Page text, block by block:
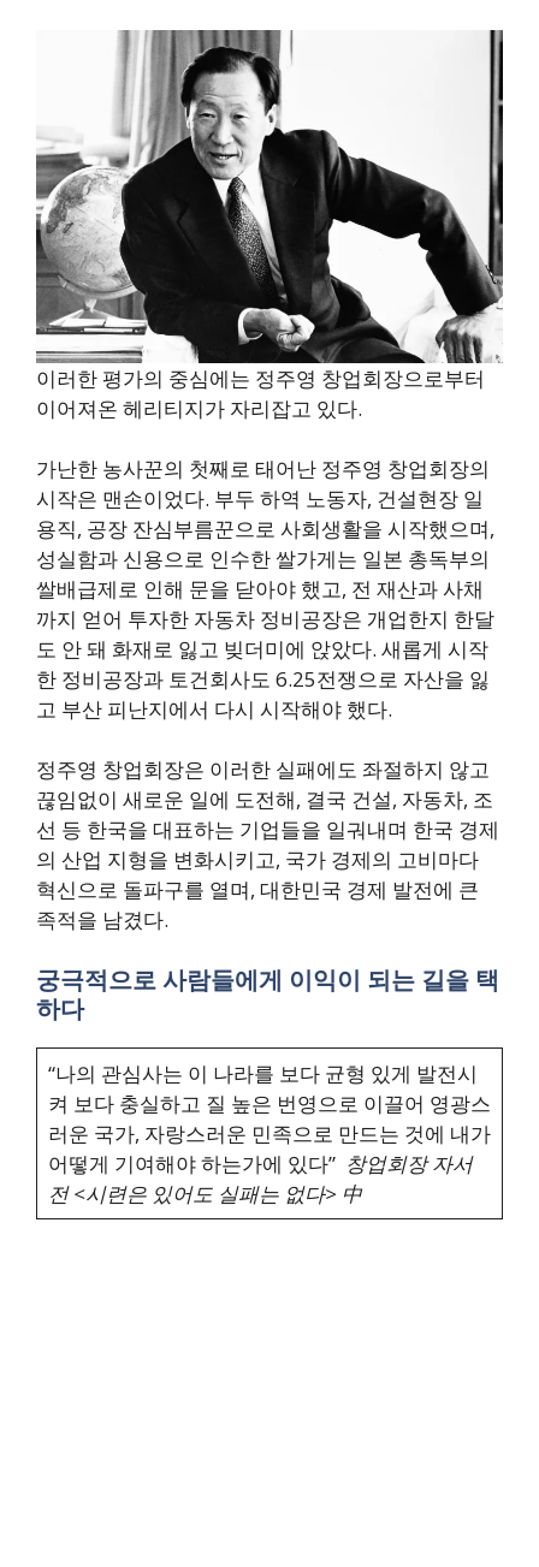
이러한 평가의 중심에는 정주영 창업회장으로부터
이어져온 헤리티지가 자리잡고 있다.
가난한 농사꾼의 첫째로 태어난 정주영 창업회장의
시작은 맨손이었다. 부두 하역 노동자, 건설현장 일
용직, 공장 잔심부름꾼으로 사회생활을 시작했으며,
성실함과 신용으로 인수한 쌀가게는 일본 총독부의
쌀배급제로 인해 문을 닫아야 했고, 전 재산과 사채
까지 얻어 투자한 자동차 정비공장은 개업한지 한달
도 안 돼 화재로 잃고 빚더미에 앉았다. 새롭게 시작
한 정비공장과 토건회사도 6.25전쟁으로 자산을 잃
고 부산 피난지에서 다시 시작해야 했다.
정주영 창업회장은 이러한 실패에도 좌절하지 않고
끊임없이 새로운 일에 도전해, 결국 건설, 자동차, 조
선 등 한국을 대표하는 기업들을 일궈내며 한국 경제
의 산업 지형을 변화시키고, 국가 경제의 고비마다
혁신으로 돌파구를 열며, 대한민국 경제 발전에 큰
족적을 남겼다.
궁극적으로 사람들에게 이익이 되는 길을 택
하다
“나의 관심사는 이 나라를 보다 균형 있게 발전시
켜 보다 충실하고 질 높은 번영으로 이끌어 영광스
러운 국가, 자랑스러운 민족으로 만드는 것에 내가
어떻게 기여해야 하는가에 있다” 창업회장 자서
전 <시련은 있어도 실패는 없다> 中